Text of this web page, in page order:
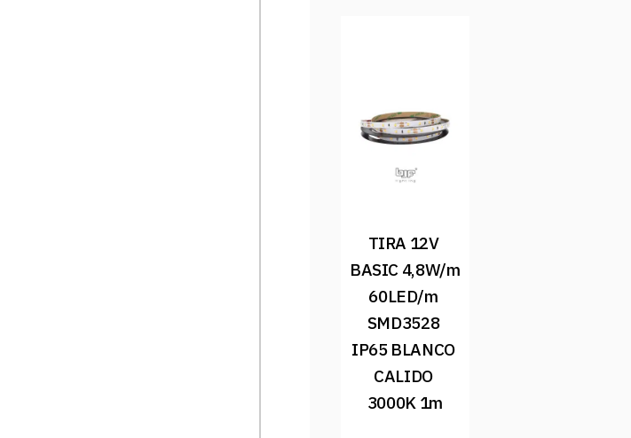
TIRA 12V
BASIC 4,8W/m
60LED/m
SMD3528
IP65 BLANCO
CALIDO
3000K 1m